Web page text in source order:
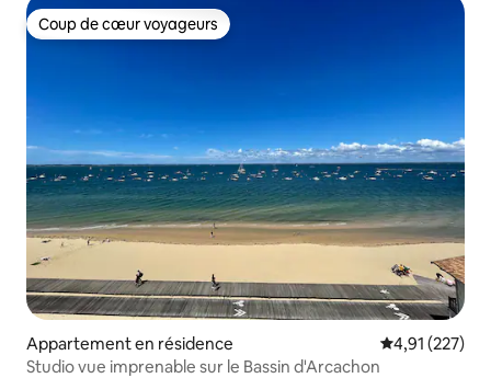
Coup de cœur voyageurs
Coup de cœur voyageurs
Appartement en résidence Évaluation
4,91 (227)
Studio vue imprenable sur le Bassin d'Arcachon